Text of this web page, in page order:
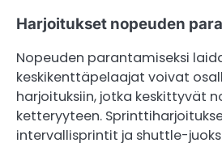
Harjoitukset nopeuden
Nopeuden parantamiseksi
keskikenttäpelaajat voivat
harjoituksiin, jotka keskittyvät
ketteryyteen.
intervallisprintit ja shuttle-